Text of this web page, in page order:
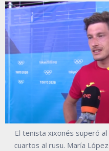
El tenista xixonés superó
cuartos al rusu. María